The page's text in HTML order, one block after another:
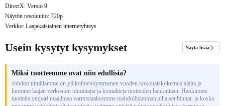
DirectX: Versio 9
Näytön resoluutio: 720p
Verkko: Laajakaistainen internetyhteys
Usein kysytyt kysymykset Näytä lisää
Miksi tuotteemme ovat niin edullisia?
Johdon tiimillämme on yli kolmenkymmenen vuoden kokonaiskokemus alalta ja
luomme laajan verkoston toimittajia ja kontakteja tuotteiden hankintaan. Hankimme
tuotteita ympäri maailmaa varmistaaksemme mahdollisimman alhaiset hinnat, ja koska